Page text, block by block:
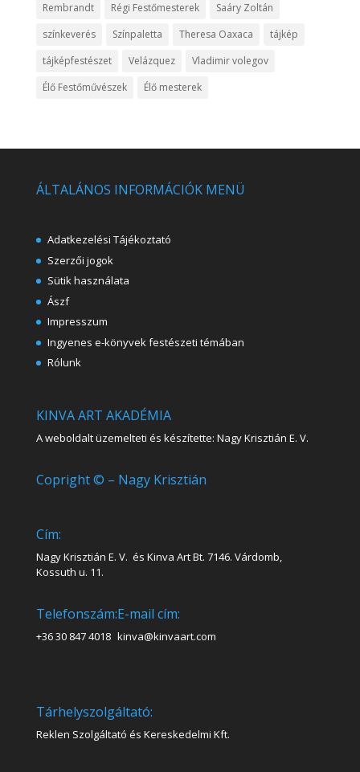
Rembrandt
Régi Festőmesterek
Saáry Zoltán
színkeverés
Színpaletta Theresa Oaxaca
tájkép
tájképfestészet
Velázquez
Vladimir volegov
Élő Festőművészek
Élő mesterek
ÁLTALÁNOS INFORMÁCIÓK MENÜ
Adatkezelési Tájékoztató
Szerzői jogok
Sütik használata
Ászf
Impresszum
Ingyenes e-könyvek festészeti témában
Rólunk
KINVA ART AKADÉMIA
A weboldalt üzemelteti és készítette: Nagy Krisztián E. V.
Copright © – Nagy Krisztián
Cím:
Nagy Krisztián E. V. és Kinva Art Bt. 7146. Várdomb,
Kossuth u. 11.
Telefonszám:
+36 30 847 4018
E-mail cím:
kinva@kinvaart.com
Tárhelyszolgáltató:
Reklen Szolgáltató és Kereskedelmi Kft.